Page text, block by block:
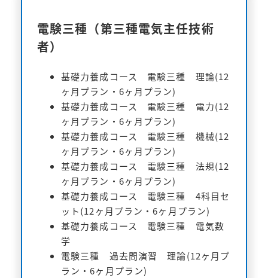
電験三種（第三種電気主任技術
者）
基礎力養成コース 電験三種 理論(12
ヶ月プラン・6ヶ月プラン)
基礎力養成コース 電験三種 電力(12
ヶ月プラン・6ヶ月プラン)
基礎力養成コース 電験三種 機械(12
ヶ月プラン・6ヶ月プラン)
基礎力養成コース 電験三種 法規(12
ヶ月プラン・6ヶ月プラン)
基礎力養成コース 電験三種 4科目セ
ット(12ヶ月プラン・6ヶ月プラン)
基礎力養成コース 電験三種 電気数
学
電験三種 過去問演習 理論(12ヶ月プ
ラン・6ヶ月プラン)